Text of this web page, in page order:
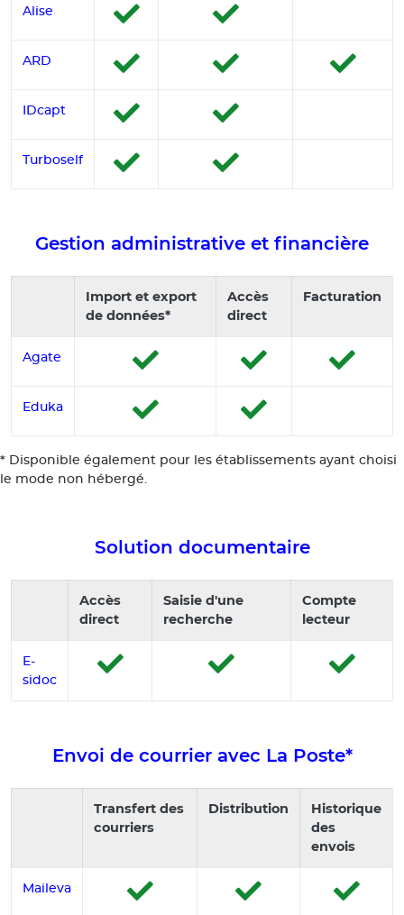
Alise
ARD
IDcapt
Turboself
Gestion administrative et financière
Import et export
de données*
Accès
direct
Facturation
Agate
Eduka
* Disponible également pour les établissements ayant choisi
le mode non hébergé.
Solution documentaire
Accès
direct
Saisie d'une
recherche
Compte
lecteur
E-
sidoc
Envoi de courrier avec La Poste*
Transfert des
courriers
Distribution
Historique
des
envois
Maileva